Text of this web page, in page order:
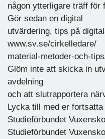
någon ytterligare träff för
Gör sedan en digital
utvärdering, tips på
www.sv.se/cirkelledare/
material-metoder-och-
Glöm inte att skicka in
avdelning
och att slutrapportera
Lycka till med er
Studieförbundet
Studieförbundet